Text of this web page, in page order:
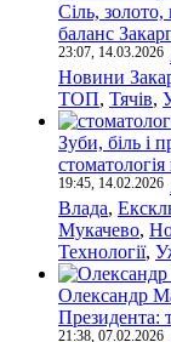
Сіль, золото,
баланс
23:07, 14.03.2026
Новини
ТОП, Тячів,
Зуби, біль і
19:45, 14.02.2026
Влада,
Мукачево,
Технології,
Олександр
Президента:
21:38, 07.02.2026